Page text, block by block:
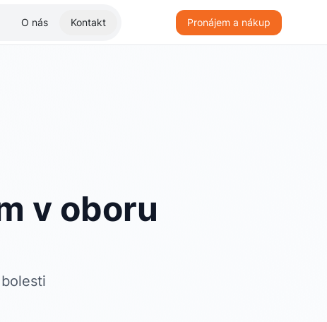
O nás Kontakt Pronájem a nákup
v oboru